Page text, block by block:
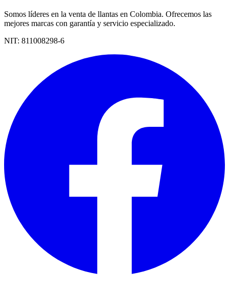
Somos líderes en la venta de llantas en Colombia. Ofrecemos las
mejores marcas con garantía y servicio especializado.
NIT: 811008298-6